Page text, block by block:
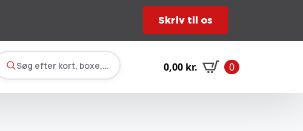
Skriv til os
Søg efter kort, boxe, tilbehør… 0,00 kr. 0